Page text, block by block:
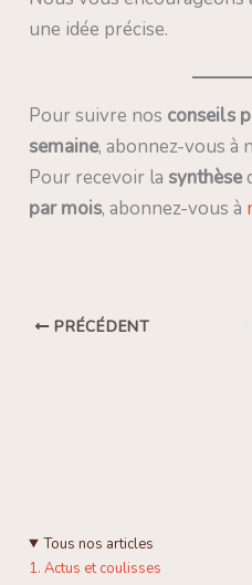
une idée précise.
Pour suivre nos conseils
semaine, abonnez-vous à
Pour recevoir la synthèse
par mois, abonnez-vous à
PRÉCÉDENT
Tous nos articles
1. Actus et coulisses